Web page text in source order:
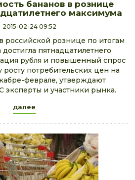
бананов в рознице
максимума
2015-02-24 09:52
российской рознице по итогам
достигла пятнадцатилетнего
рубля и повышенный спрос
потребительских цен на
феврале, утверждают
и участники рынка.
далее